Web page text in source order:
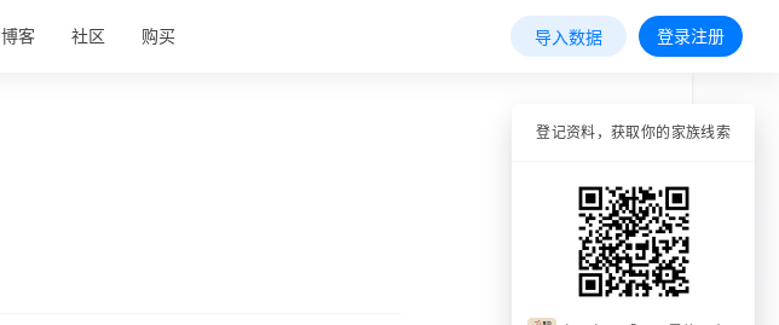
博客 社区 购买 导入数据 登录注册
登记资料，获取你的家族线索